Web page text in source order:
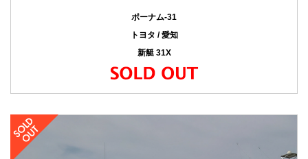
ポーナム-31
トヨタ / 愛知
新艇 31X